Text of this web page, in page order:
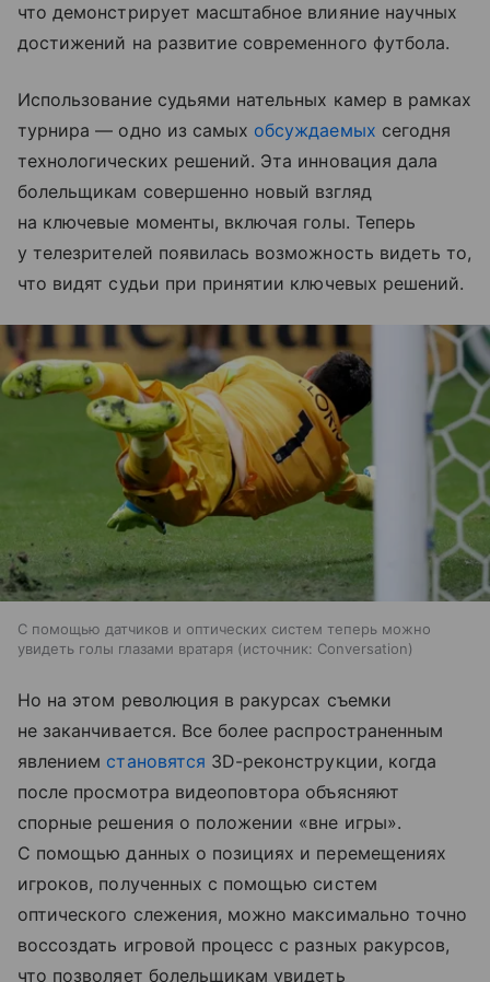
что демонстрирует масштабное влияние научных
достижений на развитие современного футбола.
Использование судьями нательных камер в рамках
турнира — одно из самых обсуждаемых сегодня
технологических решений. Эта инновация дала
болельщикам совершенно новый взгляд
на ключевые моменты, включая голы. Теперь
у телезрителей появилась возможность видеть то,
что видят судьи при принятии ключевых решений.
С помощью датчиков и оптических систем теперь можно
увидеть голы глазами вратаря
источник: Conversation
Но на этом революция в ракурсах съемки
не заканчивается. Все более распространенным
явлением становятся 3D-реконструкции, когда
после просмотра видеоповтора объясняют
спорные решения о положении «вне игры».
С помощью данных о позициях и перемещениях
игроков, полученных с помощью систем
оптического слежения, можно максимально точно
воссоздать игровой процесс с разных ракурсов,
что позволяет болельщикам увидеть